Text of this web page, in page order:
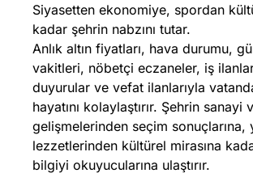
Siyasetten ekonomiye, spordan
kadar şehrin nabzını tutar.
Anlık altın fiyatları, hava durumu,
vakitleri, nöbetçi eczaneler, iş
duyurular ve vefat ilanlarıyla
hayatını kolaylaştırır. Şehrin sanayi
gelişmelerinden seçim sonuçlarına,
lezzetlerinden kültürel mirasına
bilgiyi okuyucularına ulaştırır.